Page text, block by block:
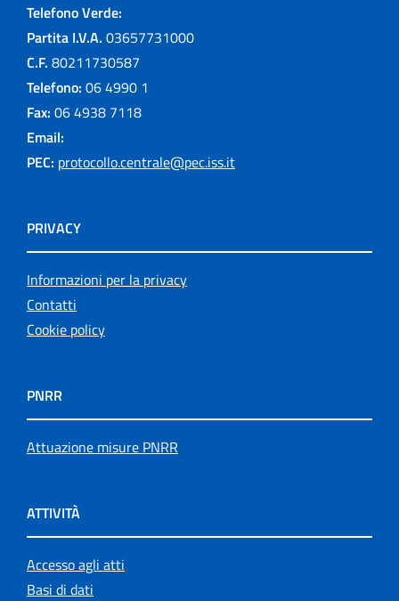
Telefono Verde:
Partita I.V.A. 03657731000
C.F. 80211730587
Telefono: 06 4990 1
Fax: 06 4938 7118
Email:
PEC: protocollo.centrale@pec.iss.it
PRIVACY
Informazioni per la privacy
Contatti
Cookie policy
PNRR
Attuazione misure PNRR
ATTIVITÀ
Accesso agli atti
Basi di dati